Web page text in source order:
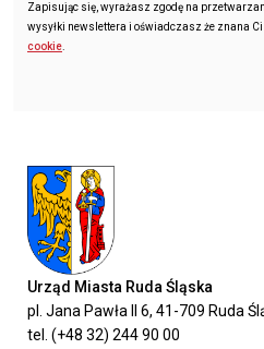
Zapisując się, wyrażasz zgodę na
wysyłki newslettera i oświadczasz że znana
cookie.
Urząd Miasta Ruda Śląska
pl. Jana Pawła II 6, 41-709 Ruda
tel. (+48 32) 244 90 00